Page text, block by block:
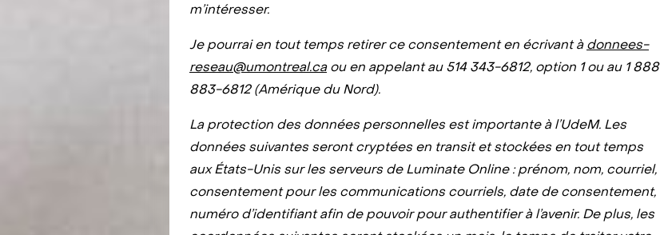
m’intéresser.
Je pourrai en tout temps retirer ce consentement en écrivant àdonnees-
reseau@umontreal.caou en appelant au 514 343-6812, option 1 ou au 1 888
883-6812 (Amérique du Nord).
La protection des données personnelles est importante à l’UdeM. Les
données suivantes seront cryptées en transit et stockées en tout temps
aux États-Unis sur les serveurs de Luminate Online : prénom, nom, courriel,
consentement pour les communications courriels, date de consentement,
numéro d’identifiant afin de pouvoir pour authentifier à l’avenir. De plus, les